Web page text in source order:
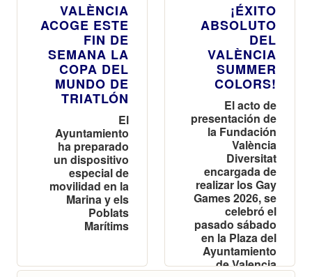
VALÈNCIA
ACOGE ESTE
FIN DE
SEMANA LA
COPA DEL
MUNDO DE
TRIATLÓN
El
Ayuntamiento
ha preparado
un dispositivo
especial de
movilidad en la
Marina y els
Poblats
Marítims
¡ÉXITO
ABSOLUTO
DEL
VALÈNCIA
SUMMER
COLORS!
El acto de
presentación de
la Fundación
València
Diversitat
encargada de
realizar los Gay
Games 2026, se
celebró el
pasado sábado
en la Plaza del
Ayuntamiento
de Valencia